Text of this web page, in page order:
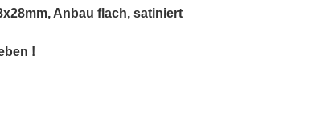
Anbau flach, satiniert
!